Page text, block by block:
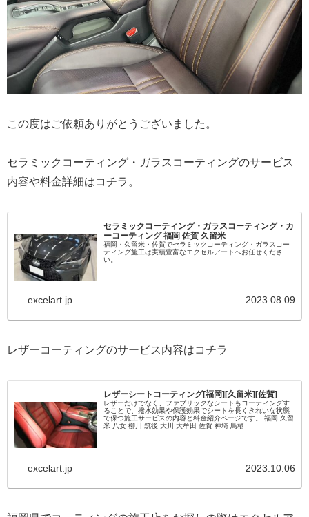
この度はご依頼ありがとうございました。
セラミックコーティング・ガラスコーティングのサービス
内容や料金詳細はコチラ。
セラミックコーティング・ガラスコーティング・カ
ーコーティング 福岡 佐賀 久留米
福岡・久留米・佐賀でセラミックコーティング・ガラスコー
ティング施工は実績豊富なエクセルアートへお任せくださ
い。
excelart.jp 2023.08.09
レザーコーティングのサービス内容はコチラ
レザーシートコーティング[福岡][久留米][佐賀]
レザーだけでなく、ファブリックなシートもコーティングす
ることで、撥水効果や保護効果でシートを長くきれいな状態
で保つ施工サービスの内容と料金紹介ページです。 福岡 久留
米 八女 柳川 筑後 大川 大牟田 佐賀 神埼 鳥栖
excelart.jp 2023.10.06